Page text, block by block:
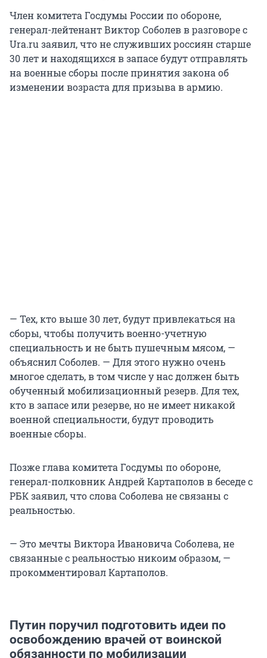
Член комитета Госдумы России по обороне,
генерал-лейтенант Виктор Соболев в разговоре с
Ura.ru заявил, что не служивших россиян старше
30 лет и находящихся в запасе будут отправлять
на военные сборы после принятия закона об
изменении возраста для призыва в армию.
— Тех, кто выше 30 лет, будут привлекаться на
сборы, чтобы получить военно-учетную
специальность и не быть пушечным мясом, —
объяснил Соболев. — Для этого нужно очень
многое сделать, в том числе у нас должен быть
обученный мобилизационный резерв. Для тех,
кто в запасе или резерве, но не имеет никакой
военной специальности, будут проводить
военные сборы.
Позже глава комитета Госдумы по обороне,
генерал-полковник Андрей Картаполов в беседе с
РБК заявил, что слова Соболева не связаны с
реальностью.
— Это мечты Виктора Ивановича Соболева, не
связанные с реальностью никоим образом, —
прокомментировал Картаполов.
Путин поручил подготовить идеи по
освобождению врачей от воинской
обязанности по мобилизации